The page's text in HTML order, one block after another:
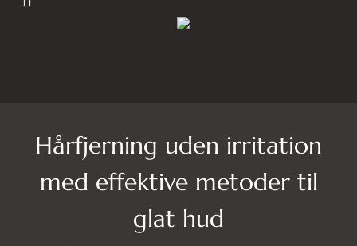
Hårfjerning uden irritation
med effektive metoder til
glat hud